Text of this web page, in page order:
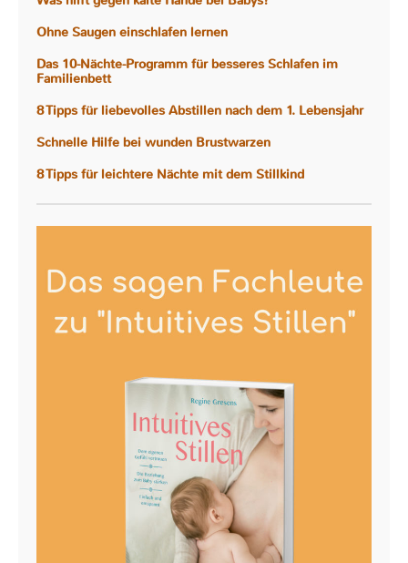
Ohne Saugen einschlafen lernen
Das 10-Nächte-Programm für besseres Schlafen im
Familienbett
8 Tipps für liebevolles Abstillen nach dem 1. Lebensjahr
Schnelle Hilfe bei wunden Brustwarzen
8 Tipps für leichtere Nächte mit dem Stillkind